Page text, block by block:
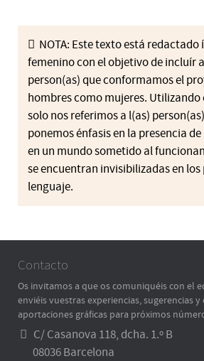
NOTA: Este texto está
femenino con el objetivo de incluír
person(as) que conformamos el
hombres como mujeres. Utilizando
solo nos referimos a l(as)
ponemos énfasis en la presencia
en un mundo sometido al
se encuentran invisibilizadas en los
lenguaje.
Contacto
Os invitamos a que os comuniquéis con el
enviéis vuestras experiencias, sugerencias
aportaciones gráficas para próximos
C/ Casanova 118, dcha. 1.º B
08036 Barcelona